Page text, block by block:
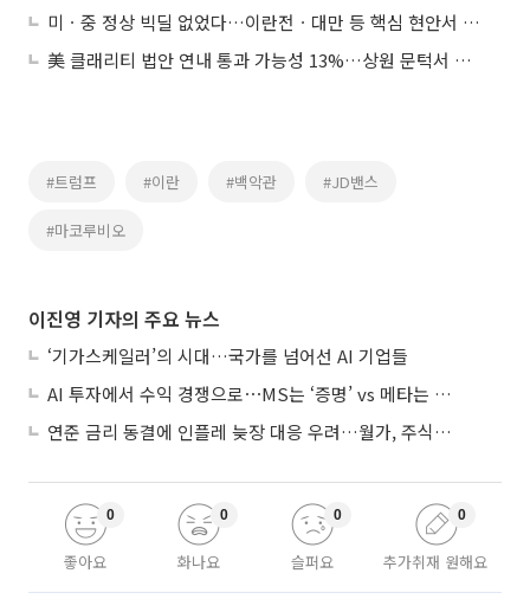
미ㆍ중 정상 빅딜 없었다…이란전ㆍ대만 등 핵심 현안서 간극 재확인
美 클래리티 법안 연내 통과 가능성 13%…상원 문턱서 제동
#트럼프 #이란 #백악관 #JD밴스
#마코루비오
이진영 기자의 주요 뉴스
‘기가스케일러’의 시대…국가를 넘어선 AI 기업들
AI 투자에서 수익 경쟁으로⋯MS는 ‘증명’ vs 메타는 ‘숙제’
연준 금리 동결에 인플레 늦장 대응 우려…월가, 주식도 채권도 던졌다
좋아요
0
화나요
0
슬퍼요
0
추가취재 원해요
0